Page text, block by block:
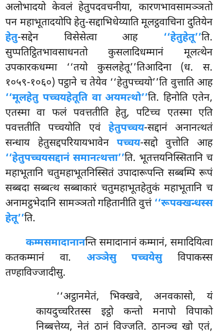
अलोभादयो केवलं हेतुपदवचनीया, कारणभावसामञ्ञतो
पन महाभूतादयोपि हेतु-सद्दाभिधेय्याति मूलट्ठवाचिना दुतियेन
हेतु-सद्देन विसेसेत्वा आह ‘‘हेतुहेतू’’ति.
सुप्पतिट्ठितभावसाधनतो कुसलादिधम्मानं मूलत्थेन
उपकारकधम्मा ‘‘तयो कुसलहेतू’’तिआदिना (ध. स.
१०५९-१०६०) पट्ठाने च तेयेव ‘‘हेतुपच्चयो’’ति वुत्ताति आह
‘‘मूलहेतु पच्चयहेतूति वा अयमत्थो’’ति. हिनोति एतेन,
एतस्मा वा फलं पवत्ततीति हेतु, पटिच्च एतस्मा एति
पवत्ततीति पच्चयोति एवं हेतुपच्चय-सद्दानं अनानत्थतं
सन्धाय हेतुसद्दपरियायभावेन पच्चय-सद्दो वुत्तोति आह
‘‘हेतुपच्चयसद्दानं समानत्थत्ता’’ति. भूतत्तयनिस्सितानि च
महाभूतानि चतुमहाभूतनिस्सितं उपादारूपन्ति सब्बम्पि रूपं
सब्बदा सब्बत्थ सब्बाकारं चतुमहाभूतहेतुकं महाभूतानि च
अनामट्ठभेदानि सामञ्ञतो गहितानीति वुत्तं ‘‘रूपक्खन्धस्स
हेतू’’ति.
कम्मसमादानानन्ति समादानानं कम्मानं, समादियित्वा
कतकम्मानं वा. अञ्ञेसु पच्चयेसुविपाकस्स
तण्हाविज्जादीसु.
‘‘अट्ठानमेतं, भिक्खवे, अनवकासो, यं
कायदुच्चरितस्स इट्ठो कन्तो मनापो विपाको
निब्बत्तेय्य, नेतं ठानं विज्जति. ठानञ्च खो एतं,